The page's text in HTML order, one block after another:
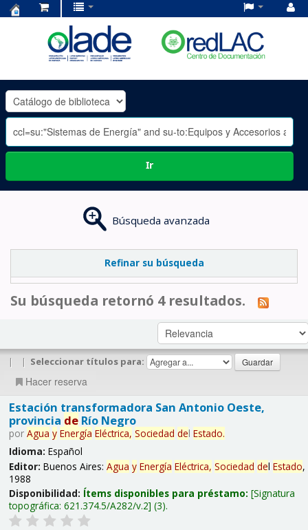
OLADE
-
Ir
Búsqueda avanzada
Refinar su búsqueda
Su búsqueda retornó 4 resultados.
| | Seleccionar títulos para:
Hacer reserva
Estación transformadora San Antonio Oeste,
provincia deRío Negro
por Agua y Energía Eléctrica, Sociedad del Estado.
Idioma: Español
Editor: Buenos Aires: Agua y Energía Eléctrica, Sociedad del Estado,
1988
Disponibilidad: Ítems disponibles para préstamo: Signatura
topográfica: 621.374.5/A282/v.2 (3).